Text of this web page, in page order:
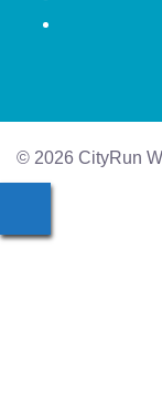
© 2026 CityRun